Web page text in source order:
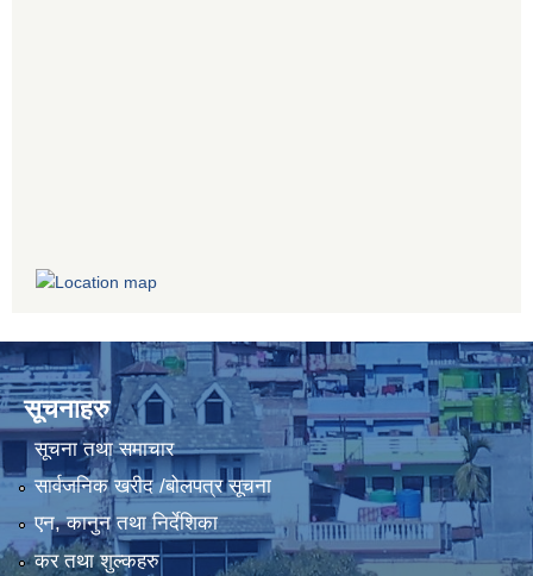
सूचनाहरु
सूचना तथा समाचार
सार्वजनिक खरीद /बोलपत्र सूचना
एन, कानुन तथा निर्देशिका
कर तथा शुल्कहरु